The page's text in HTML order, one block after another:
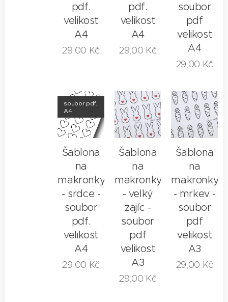
pdf.
velikost
A4
29,00 Kč
pdf.
velikost
A4
29,00 Kč
soubor
pdf
velikost
A4
29,00 Kč
Šablona
na
makronky
- srdce -
soubor
pdf.
velikost
A4
soubor pdf.
A4
29,00 Kč
Šablona
na
makronky
- velký
zajíc -
soubor
pdf
velikost
A3
29,00 Kč
Šablona
na
makronky
- mrkev -
soubor
pdf
velikost
A3
29,00 Kč